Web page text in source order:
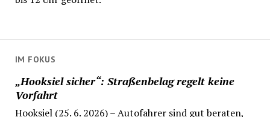
IM FOKUS
„Hooksiel sicher“: Straßenbelag regelt keine
Vorfahrt
Hooksiel (25. 6. 2026) – Autofahrer sind gut beraten,